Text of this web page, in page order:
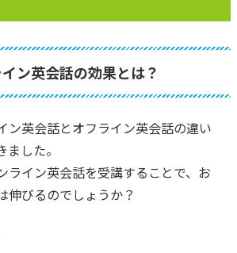
ン英会話の効果とは？
ン英会話とオフライン英会話の違い
した。
ライン英会話を受講することで、お
伸びるのでしょうか？